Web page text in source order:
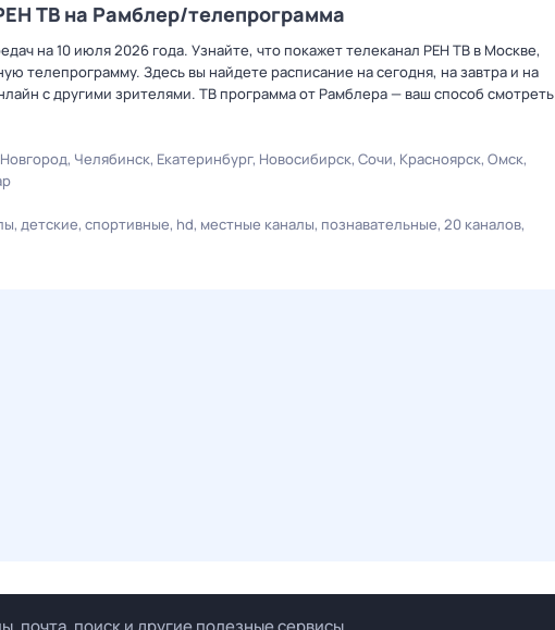
ТВ на Рамблер/телепрограмма
на 10 июля 2026 года. Узнайте, что покажет телеканал РЕН ТВ в Москве,
телепрограмму. Здесь вы найдете расписание на сегодня, на завтра и на
с другими зрителями. ТВ программа от Рамблера — ваш способ смотреть
Челябинск Екатеринбург Новосибирск Сочи Красноярск Омск
детские спортивные hd местные каналы познавательные 20 каналов